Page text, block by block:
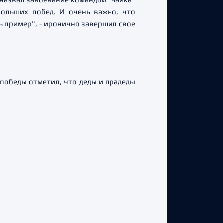
побед. И очень важно, что
пример", - иронично завершил свое
отметил, что деды и прадеды